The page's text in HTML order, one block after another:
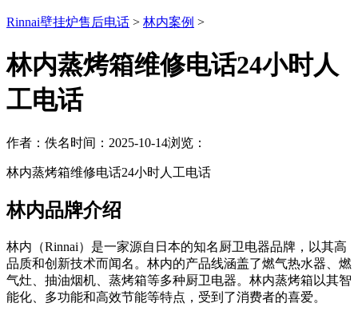
Rinnai壁挂炉售后电话 > 林内案例 >
林内蒸烤箱维修电话24小时人
工电话
作者：佚名时间：2025-10-14浏览：
林内蒸烤箱维修电话24小时人工电话
林内品牌介绍
林内（Rinnai）是一家源自日本的知名厨卫电器品牌，以其高
品质和创新技术而闻名。林内的产品线涵盖了燃气热水器、燃
气灶、抽油烟机、蒸烤箱等多种厨卫电器。林内蒸烤箱以其智
能化、多功能和高效节能等特点，受到了消费者的喜爱。